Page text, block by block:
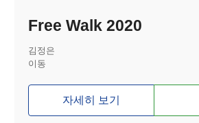
Free Walk 2020
김정은
이동
자세히 보기